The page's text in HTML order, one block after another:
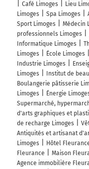
Café Limoges
Lieu
Limoges
Spa Limoges
Sport Limoges
Médecin
professionnels Limoges
Informatique Limoges
Limoges
École Limoges
Industrie Limoges
Limoges
Institut de
Boulangerie pâtisserie
Limoges
Énergie
Supermarché,
d'arts graphiques et
de recharge Limoges
Antiquités et artisanat
Limoges
Hôtel
Fleurance
Maison
Agence immobilière